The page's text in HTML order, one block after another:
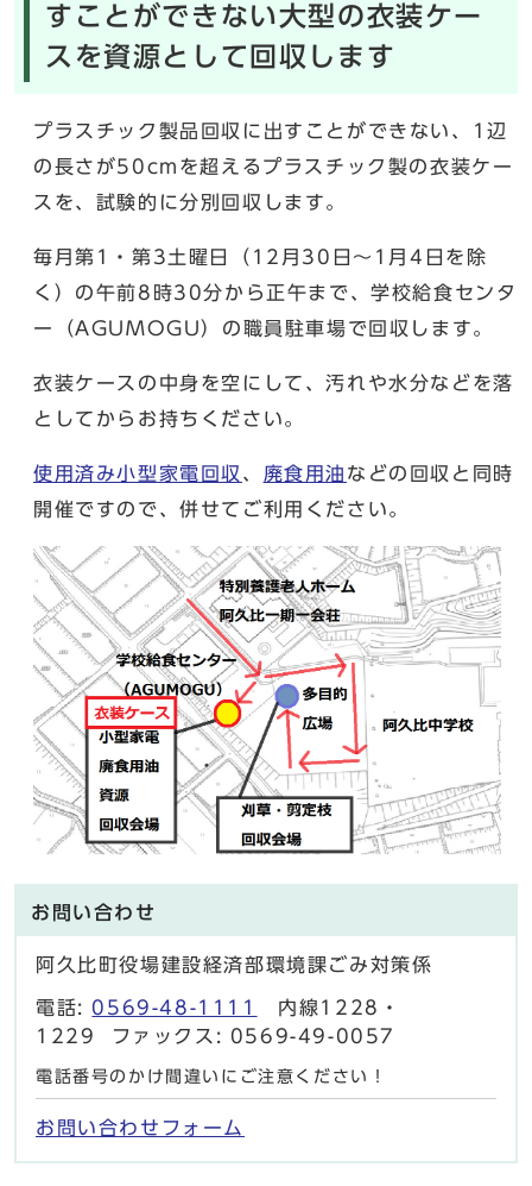
すことができない大型の衣装ケー
スを資源として回収します
プラスチック製品回収に出すことができない、1辺
の長さが50cmを超えるプラスチック製の衣装ケー
スを、試験的に分別回収します。
毎月第1・第3土曜日（12月30日～1月4日を除
く）の午前8時30分から正午まで、学校給食センタ
ー（AGUMOGU）の職員駐車場で回収します。
衣装ケースの中身を空にして、汚れや水分などを落
としてからお持ちください。
使用済み小型家電回収 、 廃食用油 などの回収と同時
開催ですので、併せてご利用ください。
お問い合わせ
阿久比町役場建設経済部環境課ごみ対策係
電話: 0569-48-1111
内線1228・
1229 ファックス: 0569-49-0057
電話番号のかけ間違いにご注意ください！
お問い合わせフォーム